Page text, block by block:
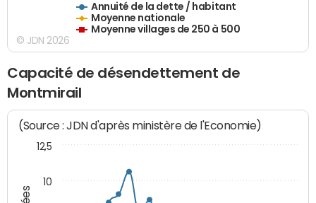
Annuité de la dette / habitant
Moyenne nationale
Moyenne villages de 250 à 500
© JDN 2026
Capacité de désendettement de
Montmirail
(Source : JDN d'après ministère de l'Economie)
10
12,5